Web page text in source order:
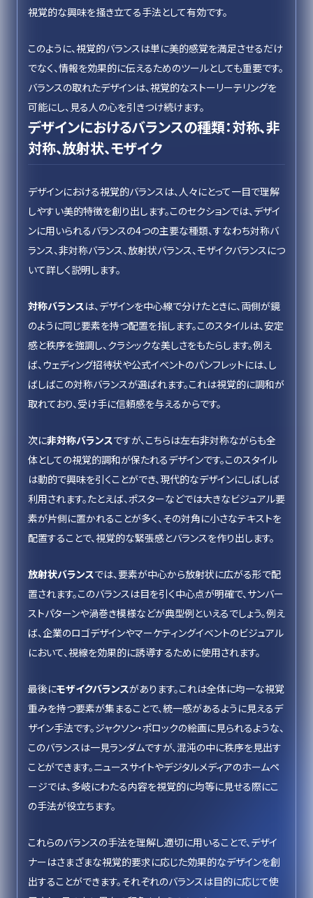
視覚的な興味を掻き立てる手法として有効です。
このように、視覚的バランスは単に美的感覚を満足させるだけ
でなく、情報を効果的に伝えるためのツールとしても重要です。
バランスの取れたデザインは、視覚的なストーリーテリングを
可能にし、見る人の心を引きつけ続けます。
デザインにおけるバランスの種類：対称、非
対称、放射状、モザイク
デザインにおける視覚的バランスは、人々にとって一目で理解
しやすい美的特徴を創り出します。このセクションでは、デザイ
ンに用いられるバランスの4つの主要な種類、すなわち対称バ
ランス、非対称バランス、放射状バランス、モザイクバランスにつ
いて詳しく説明します。
対称バランスは、デザインを中心線で分けたときに、両側が鏡
のように同じ要素を持つ配置を指します。このスタイルは、安定
感と秩序を強調し、クラシックな美しさをもたらします。例え
ば、ウェディング招待状や公式イベントのパンフレットには、し
ばしばこの対称バランスが選ばれます。これは視覚的に調和が
取れており、受け手に信頼感を与えるからです。
次に非対称バランスですが、こちらは左右非対称ながらも全
体としての視覚的調和が保たれるデザインです。このスタイル
は動的で興味を引くことができ、現代的なデザインにしばしば
利用されます。たとえば、ポスターなどでは大きなビジュアル要
素が片側に置かれることが多く、その対角に小さなテキストを
配置することで、視覚的な緊張感とバランスを作り出します。
放射状バランスでは、要素が中心から放射状に広がる形で配
置されます。このバランスは目を引く中心点が明確で、サンバー
ストパターンや渦巻き模様などが典型例といえるでしょう。例え
ば、企業のロゴデザインやマーケティングイベントのビジュアル
において、視線を効果的に誘導するために使用されます。
最後にモザイクバランスがあります。これは全体に均一な視覚
重みを持つ要素が集まることで、統一感があるように見えるデ
ザイン手法です。ジャクソン・ポロックの絵画に見られるような、
このバランスは一見ランダムですが、混沌の中に秩序を見出す
ことができます。ニュースサイトやデジタルメディアのホームペ
ージでは、多岐にわたる内容を視覚的に均等に見せる際にこ
の手法が役立ちます。
これらのバランスの手法を理解し適切に用いることで、デザイ
ナーはさまざまな視覚的要求に応じた効果的なデザインを創
出することができます。それぞれのバランスは目的に応じて使